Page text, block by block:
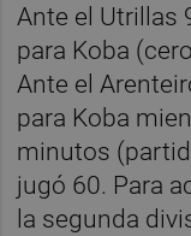
Ante el Utrillas
para Koba
Ante el
para Koba
minutos
jugó 60. Para
la segunda